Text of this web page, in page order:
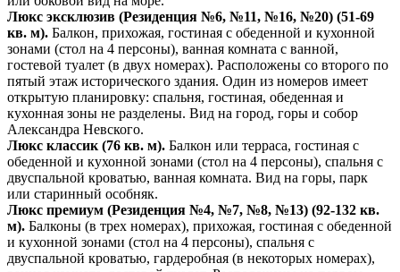
Люкс эксклюзив (Резиденция №6, №11, №16, №20) (51-69
кв. м). Балкон, прихожая, гостиная с обеденной и кухонной
зонами (стол на 4 персоны), ванная комната с ванной,
гостевой туалет (в двух номерах). Расположены со второго по
пятый этаж исторического здания. Один из номеров имеет
открытую планировку: спальня, гостиная, обеденная и
кухонная зоны не разделены. Вид на город, горы и собор
Александра Невского.
Люкс классик (76 кв. м). Балкон или терраса, гостиная с
обеденной и кухонной зонами (стол на 4 персоны), спальня с
двуспальной кроватью, ванная комната. Вид на горы, парк
или старинный особняк.
Люкс премиум (Резиденция №4, №7, №8, №13) (92-132 кв.
м). Балконы (в трех номерах), прихожая, гостиная с обеденной
и кухонной зонами (стол на 4 персоны), спальня с
двуспальной кроватью, гардеробная (в некоторых номерах),